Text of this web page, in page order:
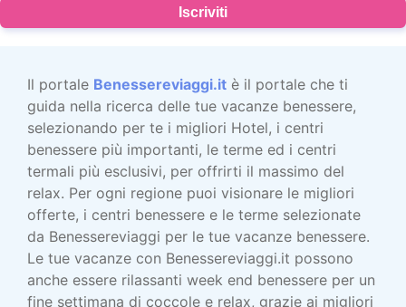
Iscriviti
Il portale Benessereviaggi.it è il portale che ti
guida nella ricerca delle tue vacanze benessere,
selezionando per te i migliori Hotel, i centri
benessere più importanti, le terme ed i centri
termali più esclusivi, per offrirti il massimo del
relax. Per ogni regione puoi visionare le migliori
offerte, i centri benessere e le terme selezionate
da Benessereviaggi per le tue vacanze benessere.
Le tue vacanze con Benessereviaggi.it possono
anche essere rilassanti week end benessere per un
fine settimana di coccole e relax, grazie ai migliori